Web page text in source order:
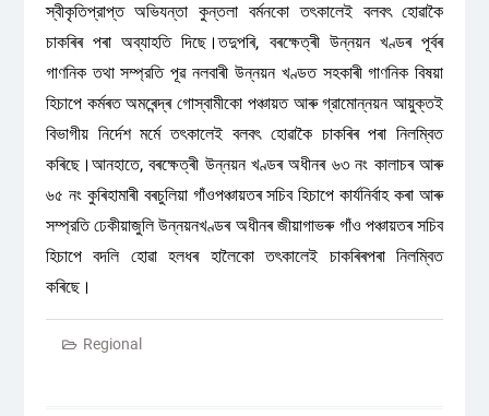
স্বীকৃতিপ্রাপ্ত অভিযন্তা কুন্তলা বর্মনকো তৎকালেই বলবৎ হােৱাকৈ
চাকৰিৰ পৰা অব্যাহতি দিছে।তদুপৰি, বৰক্ষেত্ৰী উন্নয়ন খণ্ডৰ পূৰ্বৰ
গাণনিক তথা সম্প্রতি পূৱ নলবাৰী উন্নয়ন খণ্ডত সহকাৰী গাণনিক বিষয়া
হিচাপে কৰ্মৰত অমৰেন্দ্ৰ গােস্বামীকো পঞ্চায়ত আৰু গ্রামােন্নয়ন আয়ুক্তই
বিভাগীয় নির্দেশ মর্মে তৎকালেই বলবৎ হােৱাকৈ চাকৰিৰ পৰা নিলম্বিত
কৰিছে।আনহাতে, বৰক্ষেত্ৰী উন্নয়ন খণ্ডৰ অধীনৰ ৬৩ নং কালাচৰ আৰু
৬৫ নং কুৰিহামাৰী বৰচুলিয়া গাঁওপঞ্চায়তৰ সচিব হিচাপে কার্যনির্বাহ কৰা আৰু
সম্প্রতি ঢেকীয়াজুলি উন্নয়নখণ্ডৰ অধীনৰ জীয়াগাভৰু গাঁও পঞ্চায়তৰ সচিব
হিচাপে বদলি হােৱা হলধৰ হালৈকো তৎকালেই চাকৰিৰপৰা নিলম্বিত
কৰিছে।
Regional